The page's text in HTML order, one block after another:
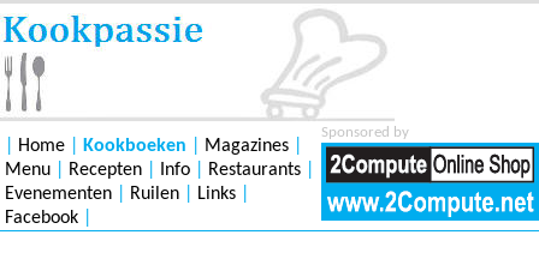
Sponsored by
Home Kookboeken Magazines
Menu
Recepten Info Restaurants
Evenementen
Ruilen Links
Facebook